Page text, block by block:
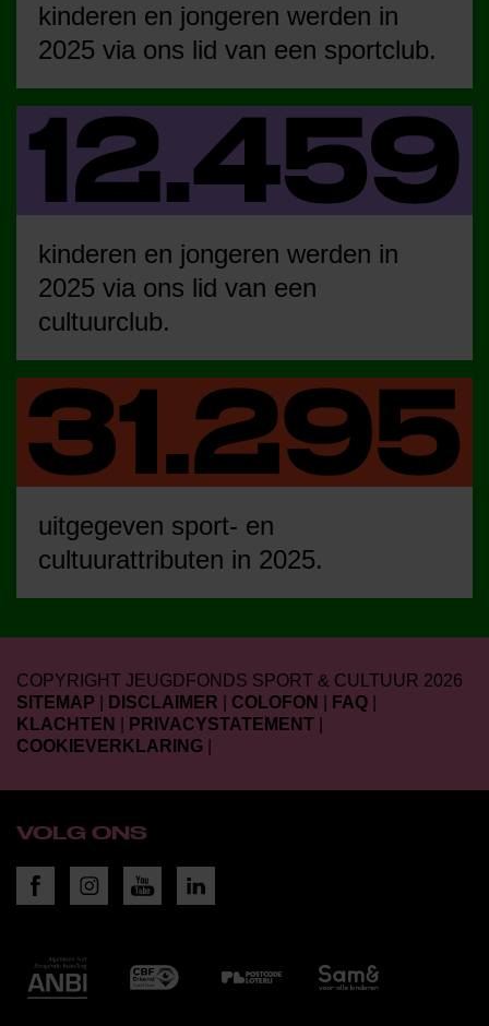
kinderen en jongeren werden in
2025 via ons lid van een sportclub.
kinderen en jongeren werden in
2025 via ons lid van een
cultuurclub.
uitgegeven sport- en
cultuurattributen in 2025.
COPYRIGHT JEUGDFONDS SPORT & CULTUUR 2026
SITEMAP
DISCLAIMER COLOFON FAQ
KLACHTEN
PRIVACYSTATEMENT
COOKIEVERKLARING
VOLG ONS